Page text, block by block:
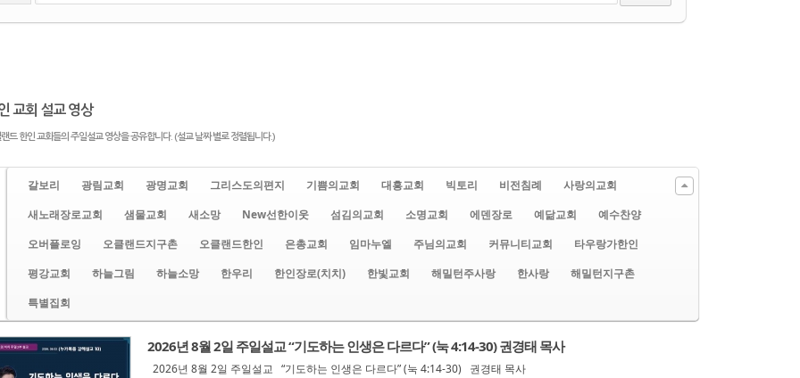
교회 설교 영상
드 한인 교회들의 주일설교 영상을 공유합니다. (설교 날짜 별로 정렬됩니다.)
갈보리 광림교회 광명교회 그리스도의편지 기쁨의교회 대흥교회 빅토리 비전침례
사랑의교회
새노래장로교회
샘물교회 새소망 New선한이웃 섬김의교회 소명교회 에덴장로 예닮교회
예수찬양
오버플로잉
오클랜드지구촌 오클랜드한인 은총교회 임마누엘 주님의교회 커뮤니티교회
타우랑가한인
평강교회
하늘그림 하늘소망 한우리 한인장로(치치) 한빛교회 해밀턴주사랑 한사랑
해밀턴지구촌
특별집회
2026년 8월 2일 주일설교 “기도하는 인생은 다르다” (눅 4:14-30) 권경태 목사
2026년 8월 2일 주일설교 “기도하는 인생은 다르다” (눅 4:14-30) 권경태 목사